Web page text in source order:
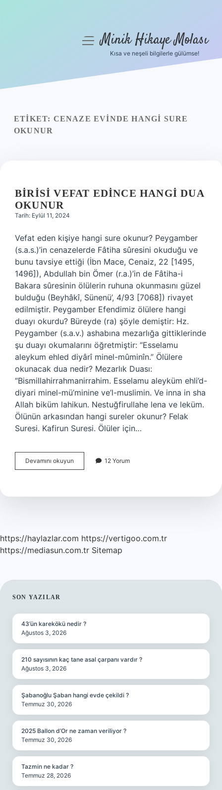
Yasal Uyarı
menüyüMinik Hikaye Molası
Kısa ve neşeli bilgilerle gülümse!
ETIKET: CENAZE EVINDE HANGI SURE
OKUNUR
BIRISI VEFAT EDINCE HANGI DUA
OKUNUR
Tarih: Eylül 11, 2024
Vefat eden kişiye hangi sure okunur? Peygamber
(s.a.s.)’in cenazelerde Fâtiha sûresini okuduğu ve
bunu tavsiye ettiği (İbn Mace, Cenaiz, 22 [1495,
1496]), Abdullah bin Ömer (r.a.)’in de Fâtiha-i
Bakara sûresinin ölülerin ruhuna okunmasını güzel
bulduğu (Beyhâkî, Sünenü’, 4/93 [7068]) rivayet
edilmiştir. Peygamber Efendimiz ölülere hangi
duayı okurdu? Büreyde (ra) şöyle demiştir: Hz.
Peygamber (s.a.v.) ashabına mezarlığa gittiklerinde
şu duayı okumalarını öğretmiştir: “Esselamu
aleykum ehled diyârî minel-mûminîn.” Ölülere
okunacak dua nedir? Mezarlık Duası:
“Bismillahirrahmanirrahim. Esselamu aleyküm ehli’d-
diyari minel-mü’minine ve’l-muslimin. Ve inna in sha
Allah biküm lahikun. Nestuğfirullahe lena ve leküm.
Ölünün arkasından hangi sureler okunur? Felak
Suresi. Kafirun Suresi. Ölüler için…
Devamını okuyun
Vefat
Dua
12 Yorum
https://haylazlar.com https://vertigoo.com.tr
https://mediasun.com.tr Sitemap
SIDEBAR
SON YAZILAR
43’ün karekökü nedir ?
Ağustos 3, 2026
210 sayısının kaç tane asal çarpanı vardır ?
Ağustos 3, 2026
Şabanoğlu Şaban hangi evde çekildi ?
Temmuz 30, 2026
2025 Ballon d’Or ne zaman veriliyor ?
Temmuz 30, 2026
Tazmin ne kadar ?
Temmuz 28, 2026